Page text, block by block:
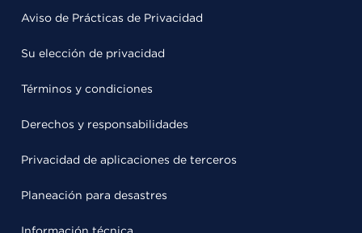
Aviso de Prácticas de Privacidad
Su elección de privacidad
Términos y condiciones
Derechos y responsabilidades
Privacidad de aplicaciones de terceros
Planeación para desastres